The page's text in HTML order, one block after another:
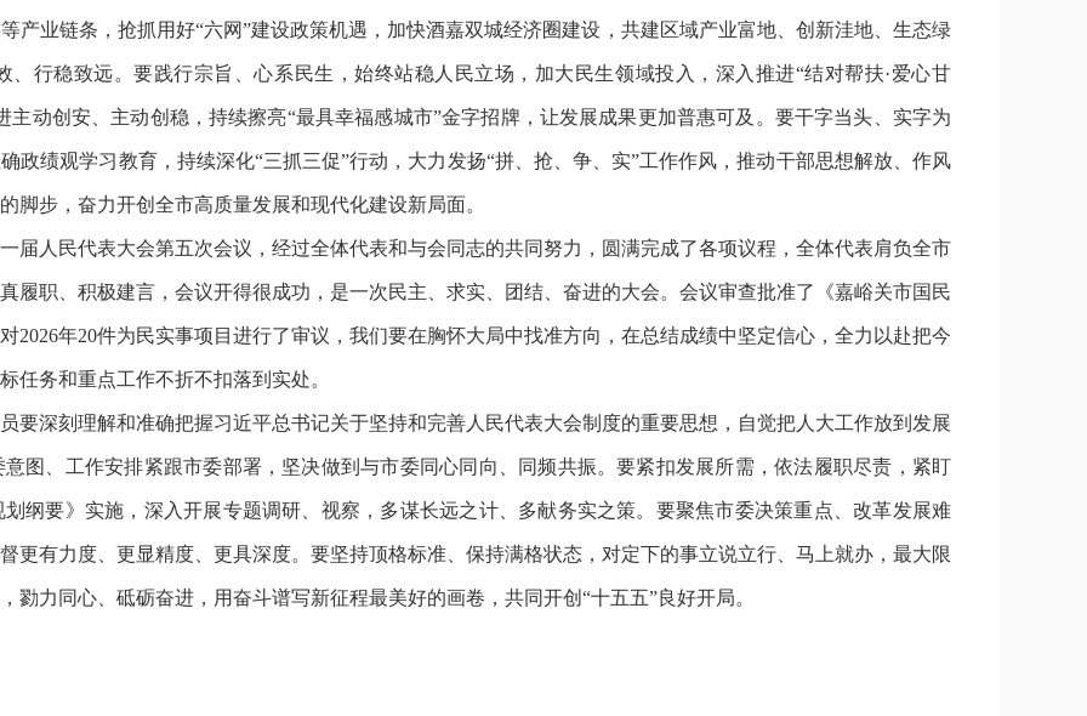
产业链条，抢抓用好“六网”建设政策机遇，加快酒嘉双城经济圈建设，共建区域产业富地、创新洼地、生态绿
行稳致远。要践行宗旨、心系民生，始终站稳人民立场，加大民生领域投入，深入推进“结对帮扶·爱心甘
动创安、主动创稳，持续擦亮“最具幸福感城市”金字招牌，让发展成果更加普惠可及。要干字当头、实字为
政绩观学习教育，持续深化“三抓三促”行动，大力发扬“拼、抢、争、实”工作作风，推动干部思想解放、作风
脚步，奋力开创全市高质量发展和现代化建设新局面。
届人民代表大会第五次会议，经过全体代表和与会同志的共同努力，圆满完成了各项议程，全体代表肩负全市
履职、积极建言，会议开得很成功，是一次民主、求实、团结、奋进的大会。会议审查批准了《嘉峪关市国民
2026年20件为民实事项目进行了审议，我们要在胸怀大局中找准方向，在总结成绩中坚定信心，全力以赴把今
任务和重点工作不折不扣落到实处。
要深刻理解和准确把握习近平总书记关于坚持和完善人民代表大会制度的重要思想，自觉把人大工作放到发展
图、工作安排紧跟市委部署，坚决做到与市委同心同向、同频共振。要紧扣发展所需，依法履职尽责，紧盯
纲要》实施，深入开展专题调研、视察，多谋长远之计、多献务实之策。要聚焦市委决策重点、改革发展难
更有力度、更显精度、更具深度。要坚持顶格标准、保持满格状态，对定下的事立说立行、马上就办，最大限
勠力同心、砥砺奋进，用奋斗谱写新征程最美好的画卷，共同开创“十五五”良好开局。